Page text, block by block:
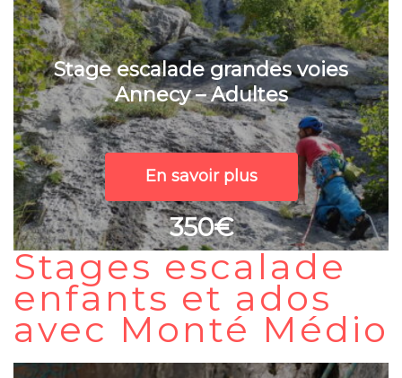
Stage escalade grandes voies
Annecy – Adultes
En savoir plus
350€
Stages escalade
enfants et ados
avec Monté Médio